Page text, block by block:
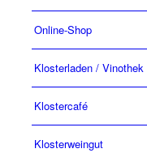
Online-Shop
Klosterladen / Vinothek
Klostercafé
Klosterweingut